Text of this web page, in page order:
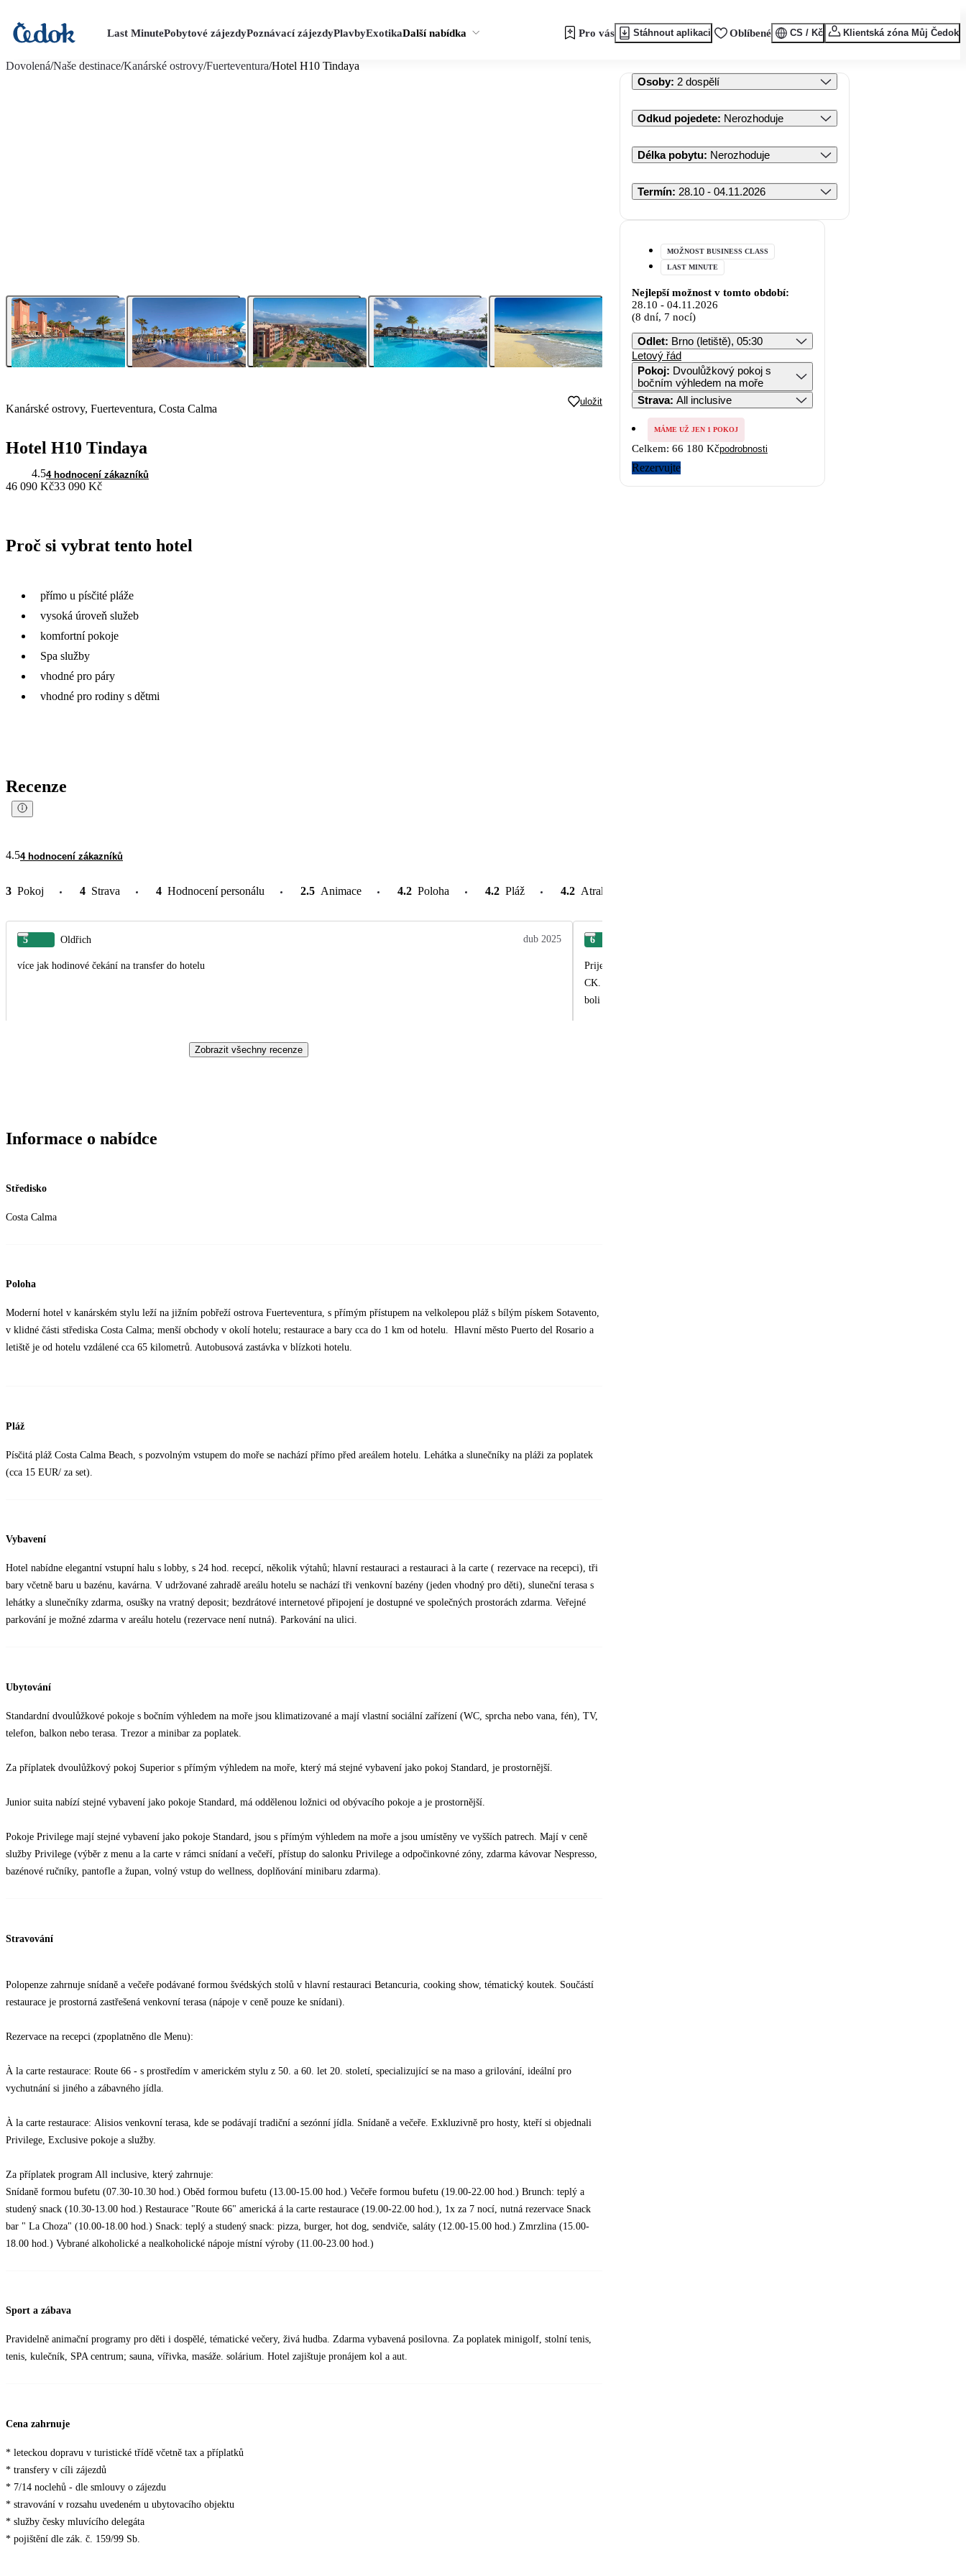
Last MinutePobytové zájezdyPoznávací zájezdyPlavbyExotikaDalší nabídka Pro vás Stáhnout aplikaci Oblíbené CS / Kč Klientská zóna Můj Čedok
Dovolená/Naše destinace/Kanárské ostrovy/Fuerteventura/Hotel H10 Tindaya
Kanárské ostrovy, Fuerteventura, Costa Calma
uložit
Hotel H10 Tindaya
4.54 hodnocení zákazníků
46 090 Kč33 090 Kč
Proč si vybrat tento hotel
přímo u písčité pláže
vysoká úroveň služeb
komfortní pokoje
Spa služby
vhodné pro páry
vhodné pro rodiny s dětmi
Recenze
4.54 hodnocení zákazníků
3 Pokoj 4 Strava 4 Hodnocení personálu 2.5 Animace 4.2 Poloha 4.2 Pláž 4.2 Atrakce v okolí
5 Oldřich dub 2025
více jak hodinové čekání na transfer do hotelu
6
Prijemný hotel s dobrou atmosférou a polohou. Veľmi sme ocenili možnosť doplatku
CK. Delegátka slečna Adéla bola veľmi ústretová a empatická pri riešení problémov, tak
boli zodpovedané na profesionálnej úrovni. S pozdravom váš stály klient: Ondrej Šoška
Zobrazit všechny recenze
Informace o nabídce
Středisko
Costa Calma
Poloha
Moderní hotel v kanárském stylu leží na jižním pobřeží ostrova Fuerteventura, s přímým přístupem na velkolepou pláž s bílým pískem Sotavento,
v klidné části střediska Costa Calma; menší obchody v okolí hotelu; restaurace a bary cca do 1 km od hotelu. Hlavní město Puerto del Rosario a
letiště je od hotelu vzdálené cca 65 kilometrů. Autobusová zastávka v blízkoti hotelu.
Pláž
Písčitá pláž Costa Calma Beach, s pozvolným vstupem do moře se nachází přímo před areálem hotelu. Lehátka a slunečníky na pláži za poplatek
(cca 15 EUR/ za set).
Vybavení
Hotel nabídne elegantní vstupní halu s lobby, s 24 hod. recepcí, několik výtahů; hlavní restauraci a restauraci à la carte ( rezervace na recepci), tři
bary včetně baru u bazénu, kavárna. V udržované zahradě areálu hotelu se nachází tři venkovní bazény (jeden vhodný pro děti), sluneční terasa s
lehátky a slunečníky zdarma, osušky na vratný deposit; bezdrátové internetové připojení je dostupné ve společných prostorách zdarma. Veřejné
parkování je možné zdarma v areálu hotelu (rezervace není nutná). Parkování na ulici.
Ubytování
Standardní dvoulůžkové pokoje s bočním výhledem na moře jsou klimatizované a mají vlastní sociální zařízení (WC, sprcha nebo vana, fén), TV,
telefon, balkon nebo terasa. Trezor a minibar za poplatek.
Za příplatek dvoulůžkový pokoj Superior s přímým výhledem na moře, který má stejné vybavení jako pokoj Standard, je prostornější.
Junior suita nabízí stejné vybavení jako pokoje Standard, má oddělenou ložnici od obývacího pokoje a je prostornější.
Pokoje Privilege mají stejné vybavení jako pokoje Standard, jsou s přímým výhledem na moře a jsou umístěny ve vyšších patrech. Mají v ceně
služby Privilege (výběr z menu a la carte v rámci snídaní a večeří, přístup do salonku Privilege a odpočinkovné zóny, zdarma kávovar Nespresso,
bazénové ručníky, pantofle a župan, volný vstup do wellness, doplňování minibaru zdarma).
Stravování
Polopenze zahrnuje snídaně a večeře podávané formou švédských stolů v hlavní restauraci Betancuria, cooking show, tématický koutek. Součástí
restaurace je prostorná zastřešená venkovní terasa (nápoje v ceně pouze ke snídani).
Rezervace na recepci (zpoplatněno dle Menu):
À la carte restaurace: Route 66 - s prostředím v americkém stylu z 50. a 60. let 20. století, specializující se na maso a grilování, ideální pro
vychutnání si jiného a zábavného jídla.
À la carte restaurace: Alisios venkovní terasa, kde se podávají tradiční a sezónní jídla. Snídaně a večeře. Exkluzivně pro hosty, kteří si objednali
Privilege, Exclusive pokoje a služby.
Za příplatek program All inclusive, který zahrnuje:
Snídaně formou bufetu (07.30-10.30 hod.) Oběd formou bufetu (13.00-15.00 hod.) Večeře formou bufetu (19.00-22.00 hod.) Brunch: teplý a
studený snack (10.30-13.00 hod.) Restaurace "Route 66" americká á la carte restaurace (19.00-22.00 hod.), 1x za 7 nocí, nutná rezervace Snack
bar " La Choza" (10.00-18.00 hod.) Snack: teplý a studený snack: pizza, burger, hot dog, sendviče, saláty (12.00-15.00 hod.) Zmrzlina (15.00-
18.00 hod.) Vybrané alkoholické a nealkoholické nápoje místní výroby (11.00-23.00 hod.)
Sport a zábava
Pravidelně animační programy pro děti i dospělé, tématické večery, živá hudba. Zdarma vybavená posilovna. Za poplatek minigolf, stolní tenis,
tenis, kulečník, SPA centrum; sauna, vířivka, masáže. solárium. Hotel zajištuje pronájem kol a aut.
Cena zahrnuje
* leteckou dopravu v turistické třídě včetně tax a příplatků
* transfery v cíli zájezdů
* 7/14 noclehů - dle smlouvy o zájezdu
* stravování v rozsahu uvedeném u ubytovacího objektu
* služby česky mluvícího delegáta
* pojištění dle zák. č. 159/99 Sb.
Osoby: 2 dospělí
Odkud pojedete: Nerozhoduje
Délka pobytu: Nerozhoduje
Termín: 28.10 - 04.11.2026
MOŽNOST BUSINESS CLASS
LAST MINUTE
Nejlepší možnost v tomto období:
28.10 - 04.11.2026
(8 dní, 7 nocí)
Odlet: Brno (letiště), 05:30
Letový řád
Pokoj: Dvoulůžkový pokoj s
bočním výhledem na moře
Strava: All inclusive
MÁME UŽ JEN 1 POKOJ
Celkem: 66 180 Kčpodrobnosti
Rezervujte